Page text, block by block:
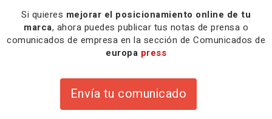
Si quieres mejorar el posicionamiento online de tu
marca, ahora puedes publicar tus notas de prensa o
comunicados de empresa en la sección de Comunicados de
europa press
Envía tu comunicado